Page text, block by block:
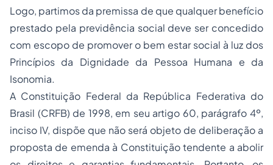
Logo, partimos da premissa de que qualquer benefício
prestado pela previdência social deve ser concedido
com escopo de promover o bem estar social à luz dos
Princípios da Dignidade da Pessoa Humana e da
Isonomia.
A Constituição Federal da República Federativa do
Brasil (CRFB) de 1998, em seu artigo 60, parágrafo 4º,
inciso IV, dispõe que não será objeto de deliberação a
proposta de emenda à Constituição tendente a abolir